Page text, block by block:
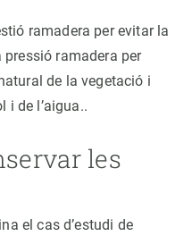
ramadera per evitar la
ramadera per
de la vegetació i
i de l’aigua..
les
el cas d’estudi de